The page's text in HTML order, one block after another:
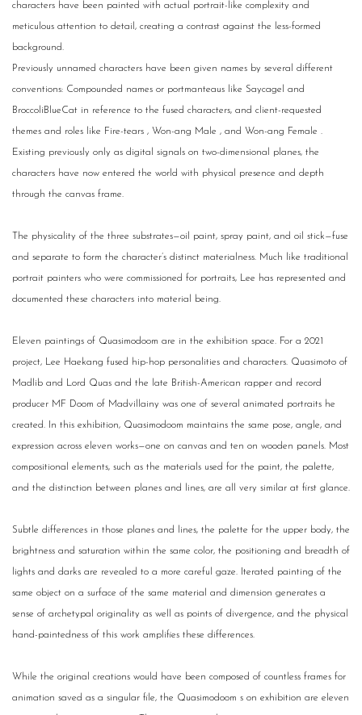
characters have been painted with actual portrait-like complexity and
meticulous attention to detail, creating a contrast against the less-formed
background.
Previously unnamed characters have been given names by several different
conventions: Compounded names or portmanteaus like Saycagel and
BroccoliBlueCat in reference to the fused characters, and client-requested
themes and roles like Fire-tears , Won-ang Male , and Won-ang Female .
Existing previously only as digital signals on two-dimensional planes, the
characters have now entered the world with physical presence and depth
through the canvas frame.
The physicality of the three substrates—oil paint, spray paint, and oil stick—fuse
and separate to form the character’s distinct materialness. Much like traditional
portrait painters who were commissioned for portraits, Lee has represented and
documented these characters into material being.
Eleven paintings of Quasimodoom are in the exhibition space. For a 2021
project, Lee Haekang fused hip-hop personalities and characters. Quasimoto of
Madlib and Lord Quas and the late British-American rapper and record
producer MF Doom of Madvillainy was one of several animated portraits he
created. In this exhibition, Quasimodoom maintains the same pose, angle, and
expression across eleven works—one on canvas and ten on wooden panels. Most
compositional elements, such as the materials used for the paint, the palette,
and the distinction between planes and lines, are all very similar at first glance.
Subtle differences in those planes and lines, the palette for the upper body, the
brightness and saturation within the same color, the positioning and breadth of
lights and darks are revealed to a more careful gaze. Iterated painting of the
same object on a surface of the same material and dimension generates a
sense of archetypal originality as well as points of divergence, and the physical
hand-paintedness of this work amplifies these differences.
While the original creations would have been composed of countless frames for
animation saved as a singular file, the Quasimodoom s on exhibition are eleven